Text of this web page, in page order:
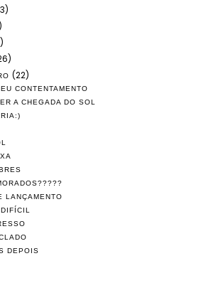
(22)
CONTENTAMENTO
A CHEGADA DO SOL
LANÇAMENTO
DEPOIS